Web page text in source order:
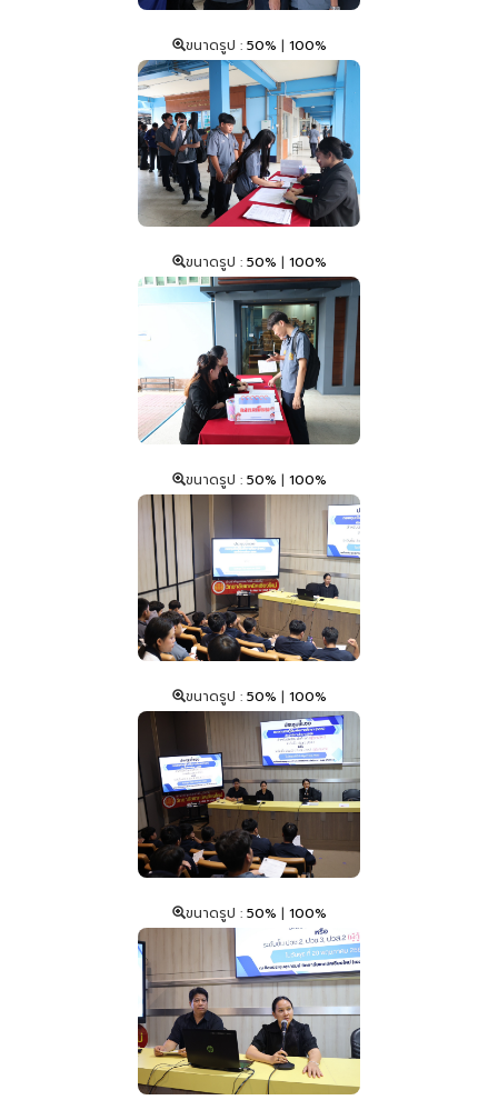
ขนาดรูป : 50% | 100%
ขนาดรูป : 50% | 100%
ขนาดรูป : 50% | 100%
ขนาดรูป : 50% | 100%
ขนาดรูป : 50% | 100%